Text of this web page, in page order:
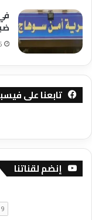
26
تابعنا على
إنضم لقناتنا